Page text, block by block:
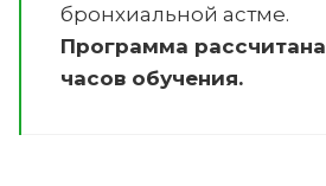
бронхиальной астме.
Программа
часов обучения.